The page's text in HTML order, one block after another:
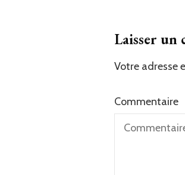
Laisser un
Votre adresse
Commentaire